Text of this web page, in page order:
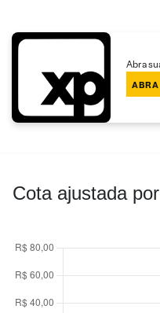
Abra
Cota ajustada